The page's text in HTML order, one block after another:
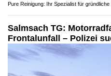
Pure Reinigung: Ihr Spezialist für
Salmsach TG:
Frontalunfall – Polizei